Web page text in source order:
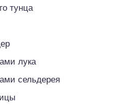
тунца
лука
сельдерея